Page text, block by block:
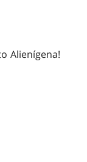
Alienígena!